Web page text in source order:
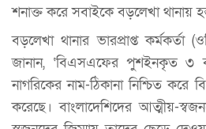
শনাক্ত করে সবাইকে বড়লেখা থানায়
বড়লেখা থানার ভারপ্রাপ্ত কর্মকর্তা
জানান, ‘বিএসএফের পুশইনকৃত ৩
নাগরিকের নাম-ঠিকানা নিশ্চিত করে
করেছে। বাংলাদেশিদের আত্মীয়-